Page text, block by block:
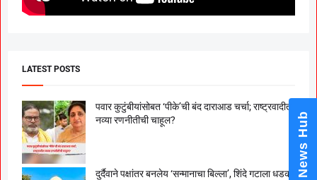
LATEST POSTS
पवार कुटुंबीयांसोबत ‘पीके’ची बंद दाराआड चर्चा; राष्ट्रवादीत
नव्या रणनीतीची चाहूल?
दुर्दैवाने पक्षांतर बनलेय ‘सन्मानाचा बिल्ला’, शिंदे गटाला धडकी
News Hub